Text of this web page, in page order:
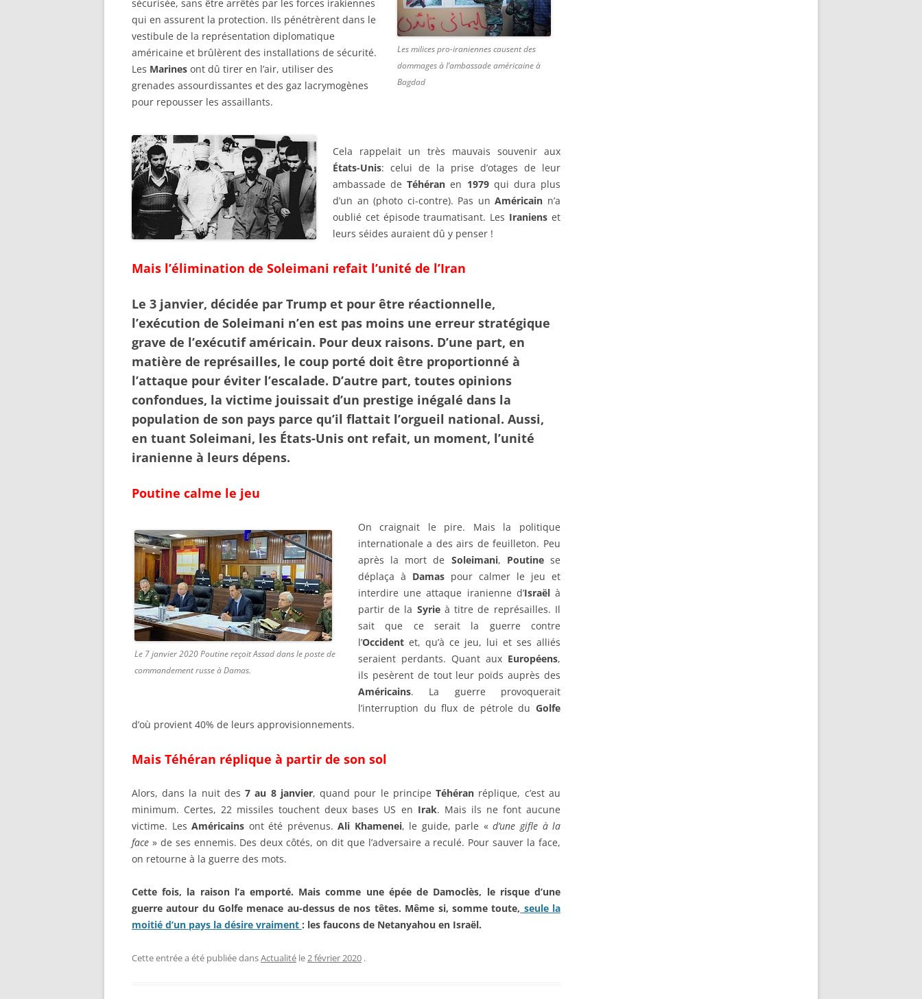
Les milices pro-iraniennes causent des
dommages à l’ambassade américaine à
Bagdad
sécurisée, sans être arrêtés par les forces irakiennes
qui en assurent la protection. Ils pénétrèrent dans le
vestibule de la représentation diplomatique
américaine et brûlèrent des installations de sécurité.
Les Marines ont dû tirer en l’air, utiliser des
grenades assourdissantes et des gaz lacrymogènes
pour repousser les assaillants.
Cela rappelait un très mauvais souvenir aux
États-Unis: celui de la prise d’otages de leur
ambassade deTéhéran en 1979qui dura plus
d’un an (photo ci-contre). Pas unAméricain n’a
oublié cet épisode traumatisant. Les Iraniens et
leurs séides auraient dû y penser !
Mais l’élimination de Soleimani refait l’unité de l’Iran
Le 3 janvier, décidée par Trump et pour être réactionnelle,
l’exécution de Soleimani n’en est pas moins une erreur stratégique
grave de l’exécutif américain. Pour deux raisons. D’une part, en
matière de représailles, le coup porté doit être proportionné à
l’attaque pour éviter l’escalade. D’autre part, toutes opinions
confondues, la victime jouissait d’un prestige inégalé dans la
population de son pays parce qu’il flattait l’orgueil national. Aussi,
en tuant Soleimani, les États-Unis ont refait, un moment, l’unité
iranienne à leurs dépens.
Poutine calme le jeu
Le 7 janvier 2020 Poutine reçoit Assad dans le poste de
commandement russe à Damas.
On craignait le pire. Mais la politique
internationale a des airs de feuilleton. Peu
après la mort de Soleimani, Poutinese
déplaça à Damas pour calmer le jeu et
interdire une attaque iranienne d’Israëlà
partir de la Syrieà titre de représailles. Il
sait que ce serait la guerre contre
l’Occident et, qu’à ce jeu, lui et ses alliés
seraient perdants. Quant aux Européens,
ils pesèrent de tout leur poids auprès des
Américains. La guerre provoquerait
l’interruption du flux de pétrole du Golfe
d’où provient 40% de leurs approvisionnements.
Mais Téhéran réplique à partir de son sol
Alors, dans la nuit des7 au 8 janvier, quand pour le principeTéhéran réplique, c’est au
minimum. Certes, 22 missiles touchent deux bases US en Irak. Mais ils ne font aucune
victime. LesAméricains ont été prévenus.Ali Khamenei, le guide, parle «d’une gifle à la
face » de ses ennemis. Des deux côtés, on dit que l’adversaire a reculé. Pour sauver la face,
on retourne à la guerre des mots.
Cette fois, la raison l’a emporté. Mais comme une épée de Damoclès, le risque d’une
guerre autour du Golfe menace au-dessus de nos têtes. Même si, somme toute, seule la
moitié d’un pays la désire vraiment : les faucons de Netanyahou en Israël.
Cette entrée a été publiée dansActualité le2 février 2020 .